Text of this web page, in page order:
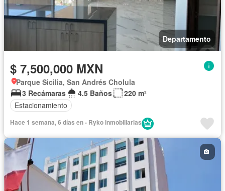
Departamento
$ 7,500,000 MXN
Parque Sicilia, San Andrés Cholula
3 Recámaras
4.5 Baños
220 m²
Estacionamiento
Hace 1 semana, 6 días en - Ryko inmobiliarias